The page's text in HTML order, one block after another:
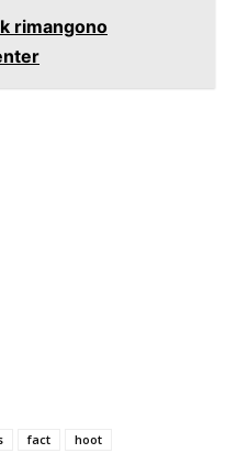
rimangono
fact
hoot